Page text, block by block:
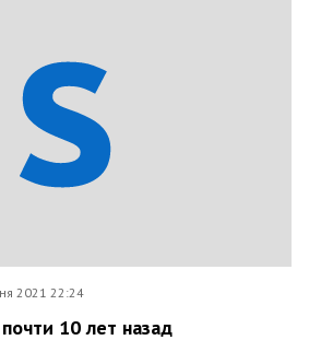
2021 22:24
10 лет назад